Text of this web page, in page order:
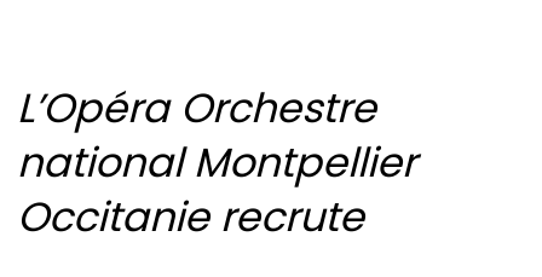
L’Opéra Orchestre
national Montpellier
Occitanie recrute